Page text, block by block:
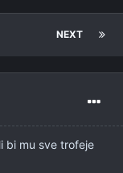
NEXT
bi mu sve trofeje